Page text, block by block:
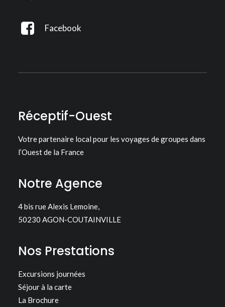
Facebook
Réceptif-Ouest
Votre partenaire local pour les voyages de groupes dans
l’Ouest de la France
Notre Agence
4 bis rue Alexis Lemoine,
50230 AGON-COUTAINVILLE
Nos Prestations
Excursions journées
Séjour à la carte
La Brochure